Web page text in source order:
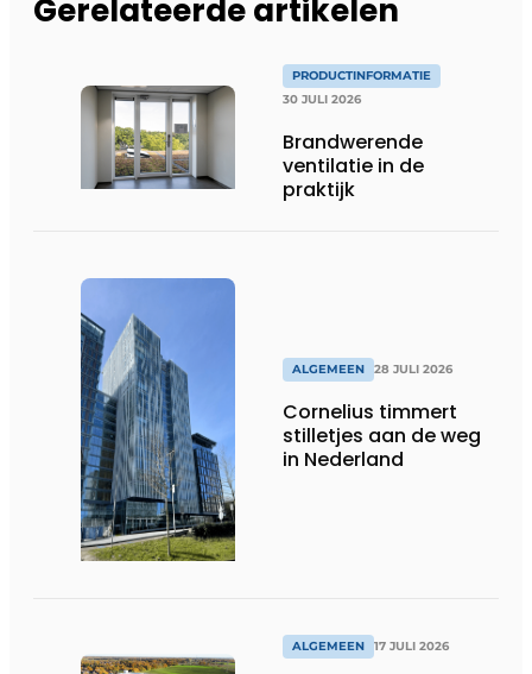
Gerelateerde artikelen
PRODUCTINFORMATIE
30 JULI 2026
Brandwerende
ventilatie in de
praktijk
ALGEMEEN 28 JULI 2026
Cornelius timmert
stilletjes aan de weg
in Nederland
ALGEMEEN 17 JULI 2026